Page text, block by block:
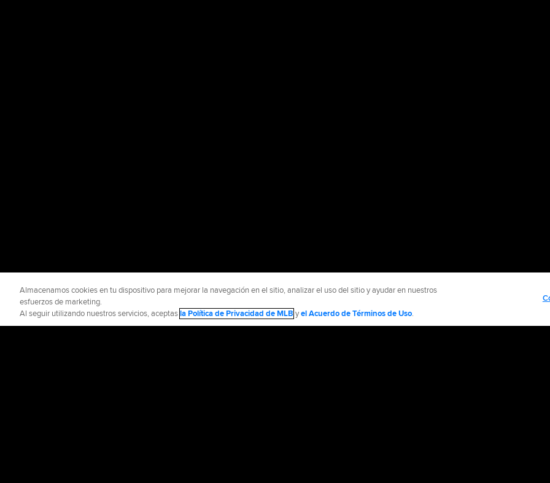
Almacenamos cookies en tu dispositivo para mejorar la navegación en el sitio, analizar el uso del sitio y ayudar en nuestros
esfuerzos de marketing.
Al seguir utilizando nuestros servicios, aceptasla Política de Privacidad de MLB yel Acuerdo de Términos de Uso.